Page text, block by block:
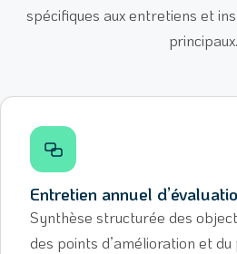
spécifiques aux entretiens et
principaux.
Entretien annuel
Synthèse structurée des
des points d’amélioration et du